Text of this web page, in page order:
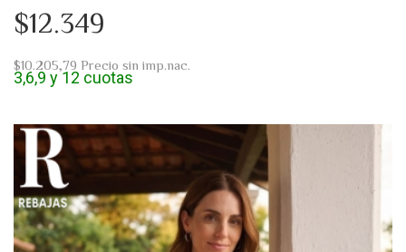
$12.349
$10.205,79 Precio sin imp.nac.
3,6,9 y 12 cuotas